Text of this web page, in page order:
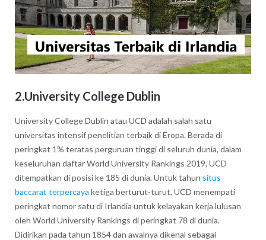
2.University College Dublin
University College Dublin atau UCD adalah salah satu
universitas intensif penelitian terbaik di Eropa. Berada di
peringkat 1% teratas perguruan tinggi di seluruh dunia, dalam
keseluruhan daftar World University Rankings 2019, UCD
ditempatkan di posisi ke 185 di dunia. Untuk tahun situs
baccarat terpercaya ketiga berturut-turut, UCD menempati
peringkat nomor satu di Irlandia untuk kelayakan kerja lulusan
oleh World University Rankings di peringkat 78 di dunia.
Didirikan pada tahun 1854 dan awalnya dikenal sebagai